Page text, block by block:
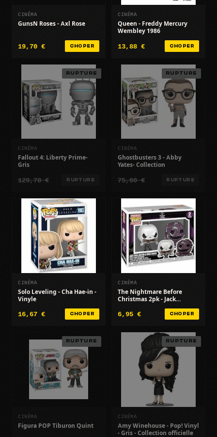
CINÉMA
GunsN Roses - Axl Rose
19,70 € CHOPER
CINÉMA
Queen - Freddy Mercury
Wembley 1986
13,88 € CHOPER
RUPTURE
CINÉMA
Fallout 4: Liberty Prime-
Gris
129,78 € RUPTURE
RUPTURE
CINÉMA
Ghostbusters 3 - Abby
Yates- Collection
75,00 € RUPTURE
CINÉMA
Solo Leveling - Cha Hae-in -
Vinyle
16,67 € CHOPER
CINÉMA
The Nightmare Before
Christmas 2pk - Jack
6,95 € CHOPER
RUPTURE
CINÉMA
Figura POP Tiburon Quint
RUPTURE
CINÉMA
Amy Winehouse - Pop! Vinyl
- Gris - Collection officielle